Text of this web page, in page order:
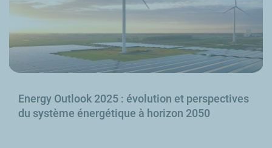
Energy Outlook 2025 : évolution et perspectives
du système énergétique à horizon 2050